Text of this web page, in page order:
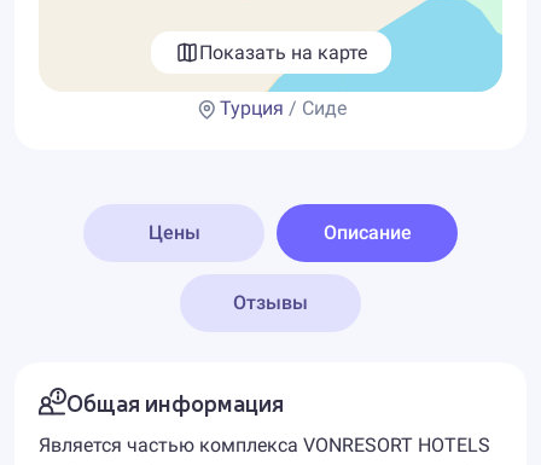
Показать на карте
Турция / Сиде
Цены Описание
Отзывы
Общая информация
Является частью комплекса VONRESORT HOTELS